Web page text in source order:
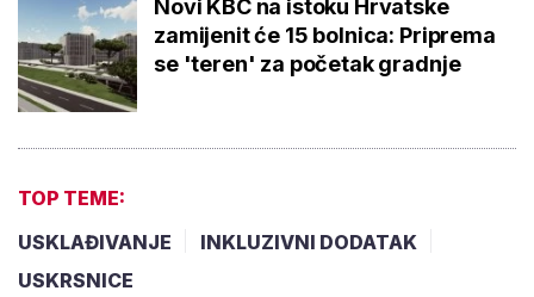
Novi KBC na istoku Hrvatske
zamijenit će 15 bolnica: Priprema
se 'teren' za početak gradnje
TOP TEME:
USKLAĐIVANJE
INKLUZIVNI DODATAK
USKRSNICE